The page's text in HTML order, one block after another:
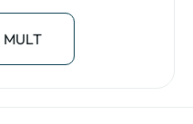
MULT